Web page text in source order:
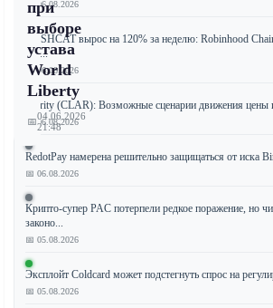
при
выборе
устава
World
Liberty
📅04.06.2026
21:48
Глава
Управления
валютного
контролера
(OCC)
📅 06.08.2026
CASHCAT вырос на 120% за неделю: Robinhood
заб...
📅 06.08.2026
Clarity (CLAR): Возможные сценарии движения цены
📅 06.08.2026
RedotPay намерена решительно защищаться от иска
📅 06.08.2026
Крипто-супер PAC потерпели редкое поражение, но
законо...
📅 05.08.2026
Эксплойт Coldcard может подстегнуть спрос на
📅 05.08.2026